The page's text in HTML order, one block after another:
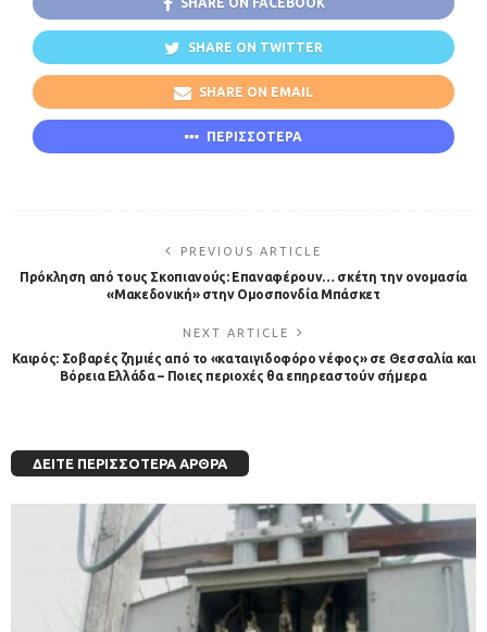
SHARE ON FACEBOOK
SHARE ON TWITTER
SHARE ON EMAIL
ΠΕΡΙΣΣΟΤΕΡΑ
PREVIOUS ARTICLE
Πρόκληση από τους Σκοπιανούς: Επαναφέρουν… σκέτη την ονομασία
«Μακεδονική» στην Ομοσπονδία Μπάσκετ
NEXT ARTICLE
Καιρός: Σοβαρές ζημιές από το «καταιγιδοφόρο νέφος» σε Θεσσαλία και
Βόρεια Ελλάδα – Ποιες περιοχές θα επηρεαστούν σήμερα
ΔΕΊΤΕ ΠΕΡΙΣΣΌΤΕΡΑ ΆΡΘΡΑ